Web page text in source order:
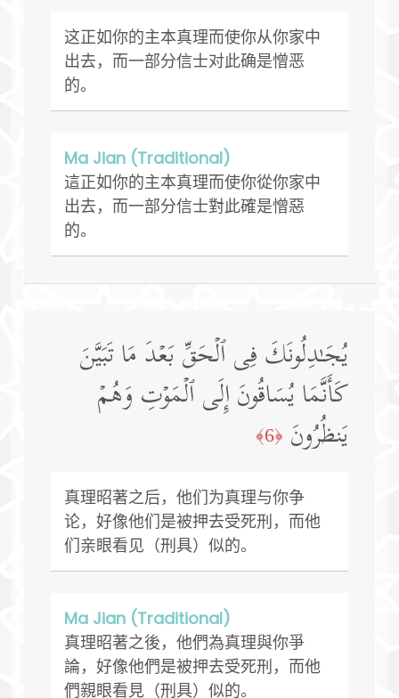
这正如你的主本真理而使你从你家中
出去，而一部分信士对此确是憎恶
的。
Ma Jian (Traditional)
這正如你的主本真理而使你從你家中
出去，而一部分信士對此確是憎惡
的。
یُجَـٰدِلُونَكَ فِی ٱلۡحَقِّ بَعۡدَ مَا تَبَیَّنَ
كَأَنَّمَا یُسَاقُونَ إِلَى ٱلۡمَوۡتِ وَهُمۡ
یَنظُرُونَ ﴿6﴾
真理昭著之后，他们为真理与你争
论，好像他们是被押去受死刑，而他
们亲眼看见（刑具）似的。
Ma Jian (Traditional)
真理昭著之後，他們為真理與你爭
論，好像他們是被押去受死刑，而他
們親眼看見（刑具）似的。